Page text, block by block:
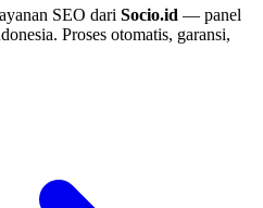
SEO dari Socio.id — panel
Proses otomatis, garansi,